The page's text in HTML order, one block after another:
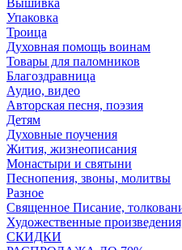
Вышивка
Упаковка
Троица
Духовная помощь воинам
Товары для паломников
Благоздравница
Аудио, видео
Авторская песня, поэзия
Детям
Духовные поучения
Жития, жизнеописания
Монастыри и святыни
Песнопения, звоны, молитвы
Разное
Священное Писание,
Художественные
СКИДКИ